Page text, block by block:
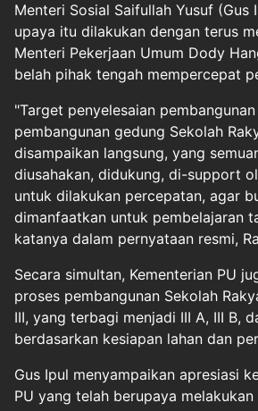
Menteri Sosial Saifullah Yusuf (Gus
upaya itu dilakukan dengan terus
Menteri Pekerjaan Umum Dody
belah pihak tengah mempercepat
"Target penyelesaian
pembangunan gedung Sekolah
disampaikan langsung, yang
diusahakan, didukung, di-support
untuk dilakukan percepatan, agar
dimanfaatkan untuk pembelajaran
katanya dalam pernyataan resmi,
Secara simultan, Kementerian PU
proses pembangunan Sekolah
III, yang terbagi menjadi III A, III B,
berdasarkan kesiapan lahan dan
Gus Ipul menyampaikan apresiasi
PU yang telah berupaya